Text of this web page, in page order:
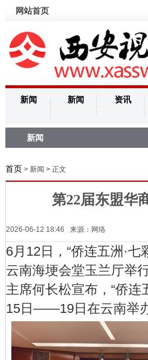
网站首页
新闻 新闻 资讯
新闻
首页 > 新闻 > 正文
第22届东盟华
2026-06-12 18:46 来源：网络
6月12日，“侨连五洲·
云南海埂会堂玉兰厅举
主席何长松宣布，“侨
15日——19日在云南举办